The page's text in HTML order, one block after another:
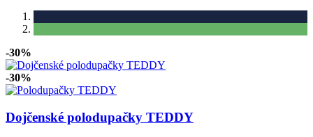
-30%
-30%
Dojčenské polodupačky TEDDY